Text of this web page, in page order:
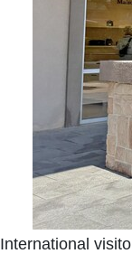
International